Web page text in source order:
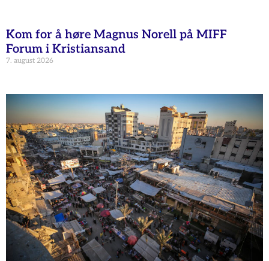
Kom for å høre Magnus Norell på MIFF
Forum i Kristiansand
7. august 2026